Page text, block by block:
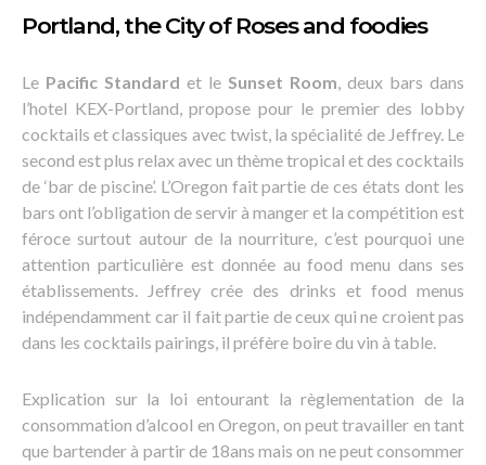
Portland, the City of Roses and foodies
Le Pacific Standard et le Sunset Room, deux bars dans
l’hotel KEX-Portland, propose pour le premier des lobby
cocktails et classiques avec twist, la spécialité de Jeffrey. Le
second est plus relax avec un thème tropical et des cocktails
de ‘bar de piscine’. L’Oregon fait partie de ces états dont les
bars ont l’obligation de servir à manger et la compétition est
féroce surtout autour de la nourriture, c’est pourquoi une
attention particulière est donnée au food menu dans ses
établissements. Jeffrey crée des drinks et food menus
indépendamment car il fait partie de ceux qui ne croient pas
dans les cocktails pairings, il préfère boire du vin à table.
Explication sur la loi entourant la règlementation de la
consommation d’alcool en Oregon, on peut travailler en tant
que bartender à partir de 18ans mais on ne peut consommer